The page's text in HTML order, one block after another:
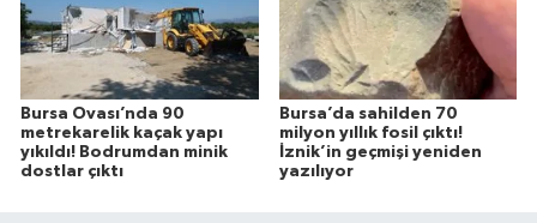
Bursa Ovası’nda 90
metrekarelik kaçak yapı
yıkıldı! Bodrumdan minik
dostlar çıktı
Bursa’da sahilden 70
milyon yıllık fosil çıktı!
İznik’in geçmişi yeniden
yazılıyor